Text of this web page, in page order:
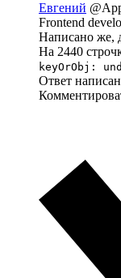
Евгений
Frontend
Написано же,
На 2440
keyOrObj:
Ответ написан